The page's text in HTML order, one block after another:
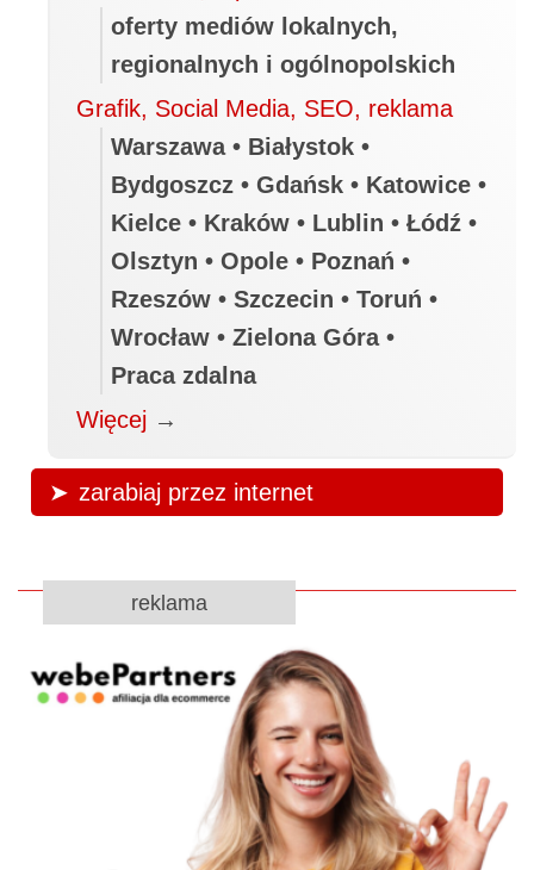
oferty mediów lokalnych,
regionalnych i ogólnopolskich
Grafik, Social Media, SEO, reklama
Warszawa • Białystok •
Bydgoszcz • Gdańsk • Katowice •
Kielce • Kraków • Lublin • Łódź •
Olsztyn • Opole • Poznań •
Rzeszów • Szczecin • Toruń •
Wrocław • Zielona Góra •
Praca zdalna
Więcej →
zarabiaj przez internet
reklama